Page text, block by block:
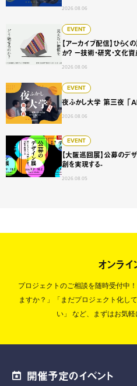
2026.08.06
EVENT
【アーカイブ配信】ひら
か？ ー技術・研究・文化
2026.08.06
【アーカイブ配信】ひらくの
EVENT
夜ふかし大学 第三夜 「
2026.08.06
夜ふかし大学 第三夜 「AI時代
EVENT
【大阪巡回展】公募のデ
創を実現する-
2026.08.05
【大阪巡回展】公募のデザイ
オンラ
プロジェクトのご相談を随時受付中！
ますか？」「まだプロジェクト化し
い」
など、まずはお気軽
開催予定のイベント